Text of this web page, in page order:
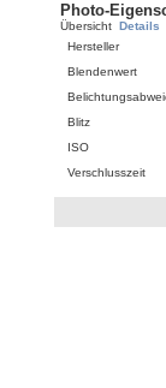
Photo-
Übersicht Details
Hersteller
Blendenwert
Blitz
ISO
Verschlusszeit